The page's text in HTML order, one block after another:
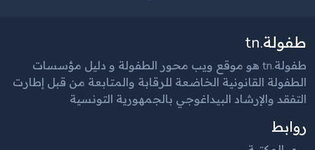
طفولة.tn
طفولة.tn هو موقع ويب محور الطفولة و دليل مؤسسات
الطفولة القانونية الخاضعة للرقابة والمتابعة من قبل إطارت
التفقد والإرشاد البيداغوجي بالجمهورية التونسية
روابط